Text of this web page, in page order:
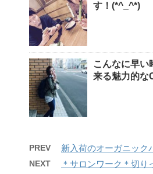
す！(*^_^*)
こんなに早い
来る魅力的
PREV 新入荷のオーガニック
NEXT
＊サロンワーク＊切り